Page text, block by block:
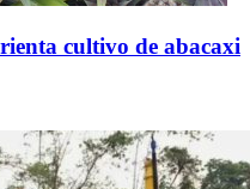
cultivo de abacaxi